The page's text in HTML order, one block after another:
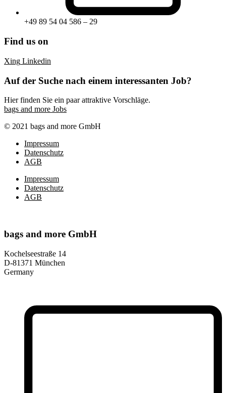
+49 89 54 04 586 – 29
Find us on
Xing Linkedin
Auf der Suche nach einem interessanten Job?
Hier finden Sie ein paar attraktive Vorschläge.
bags and more Jobs
© 2021 bags and more GmbH
Impressum
Datenschutz
AGB
Impressum
Datenschutz
AGB
bags and more GmbH
Kochelseestraße 14
D-81371 München
Germany